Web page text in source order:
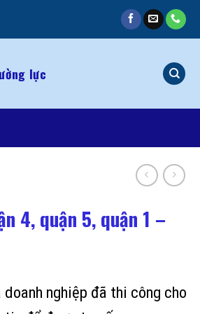
lực
4, quận 5, quận 1 –
doanh nghiệp đã thi công cho